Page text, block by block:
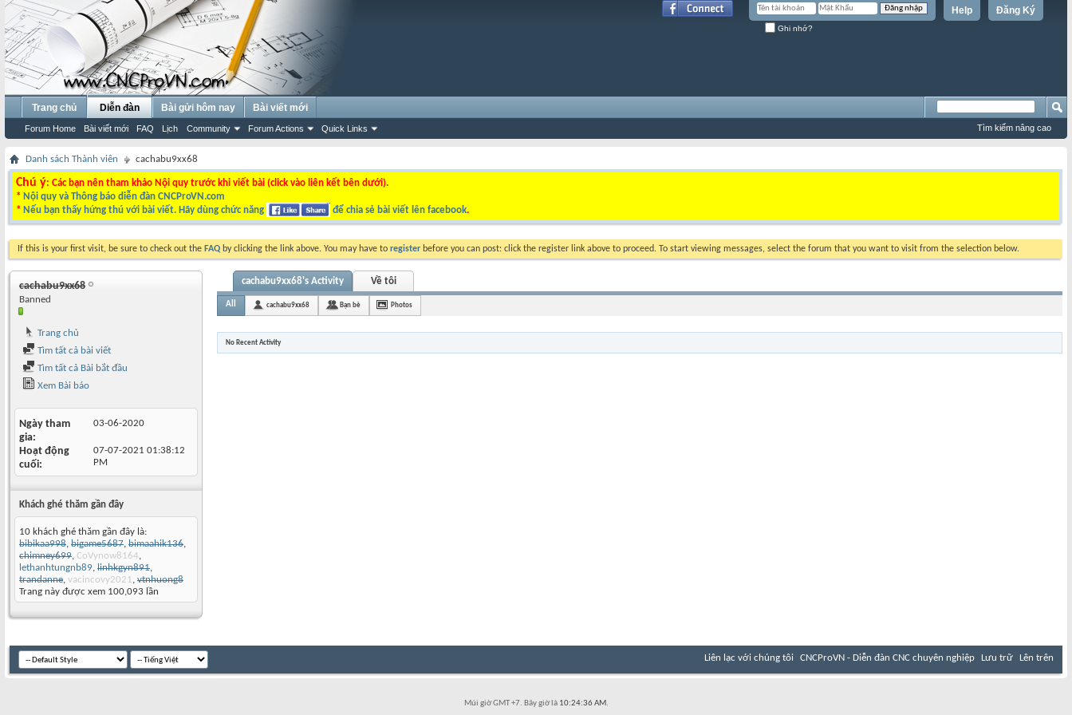
Đăng Ký
Help
Ghi nhớ?
Trang chủ Diễn đàn
Forum Home Bài viết mới FAQ Lịch Community Forum Actions Quick Links
Bài gửi hôm nay Bài viết mới
Tìm kiếm nâng cao
Danh sách Thành viên cachabu9xx68
Chú ý: Các bạn nên tham khảo Nội quy trước khi viết bài (click vào liên kết bên dưới).
* Nội quy và Thông báo diễn đàn CNCProVN.com
* Nếu bạn thấy hứng thú với bài viết. Hãy dùng chức năng để chia sẻ bài viết lên facebook.
If this is your first visit, be sure to check out the FAQ by clicking the link above. You may have to register before you can post: click the register link above to proceed. To start viewing messages, select the forum that you want to visit from the selection below.
cachabu9xx68
Banned
Trang chủ
Tìm tất cả bài viết
Tìm tất cả Bài bắt đầu
Xem Bài báo
Ngày tham
gia
03-06-2020
Hoạt động
cuối
07-07-2021 01:38:12
PM
Khách ghé thăm gần đây
10 khách ghé thăm gần đây là:
bibikaa998, bigame5687, bimaahik136,
chimney699, CoVynow8164,
lethanhtungnb89, linhkgyn891,
trandanne, vacincovy2021, vtnhuong8
Trang này được xem 100,093 lần
cachabu9xx68's Activity Về tôi
All cachabu9xx68 Bạn bè Photos
No Recent Activity
Liên lạc với chúng tôi CNCProVN - Diễn đàn CNC chuyên nghiệp Lưu trữ Lên trên
Múi giờ GMT +7. Bây giờ là 10:24:36 AM.